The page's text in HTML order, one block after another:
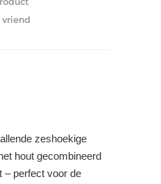
zeshoekige
hout gecombineerd
– perfect voor de